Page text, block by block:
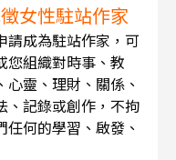
女性駐站作家
請成為駐站作家，可
您組織對時事、教
靈、理財、關係、
、記錄或創作，不拘
何的學習、啟發、